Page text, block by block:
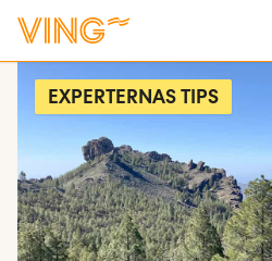
EXPERTERNAS TIPS